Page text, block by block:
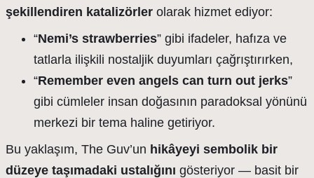
şekillendiren katalizörler olarak hizmet ediyor:
“Nemi’s strawberries” gibi ifadeler, hafıza ve
tatlarla ilişkili nostaljik duyumları çağrıştırırken,
“Remember even angels can turn out jerks”
gibi cümleler insan doğasının paradoksal yönünü
merkezi bir tema haline getiriyor.
Bu yaklaşım, The Guv’un hikâyeyi sembolik bir
düzeye taşımadaki ustalığını gösteriyor — basit bir